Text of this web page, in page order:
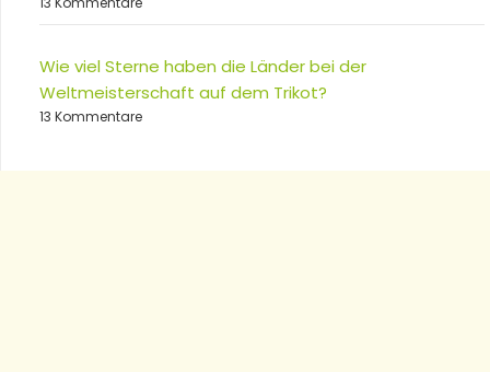
Wie viel Sterne haben die Länder bei der
Weltmeisterschaft auf dem Trikot?
13 Kommentare